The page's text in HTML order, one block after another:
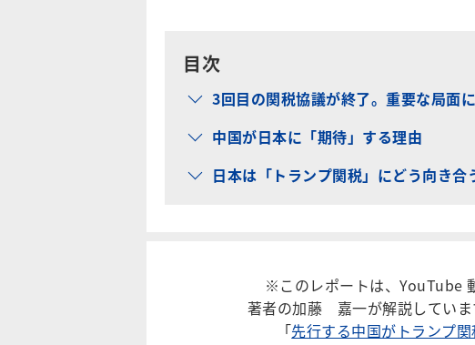
目次
3回目の関税協議が終了。重要な局面に
中国が日本に「期待」する理由
日本は「トランプ関税」にどう向き合
※このレポートは、YouTube
著者の加藤 嘉一が解説していま
「先行する中国がトランプ